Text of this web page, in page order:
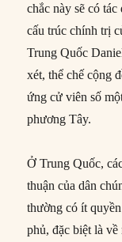
chắc này sẽ có
cấu trúc chính trị
Trung Quốc
xét, thể chế cộng
ứng cử viên số
phương Tây.
Ở Trung Quốc,
thuận của dân
thường có ít
phủ, đặc biệt là